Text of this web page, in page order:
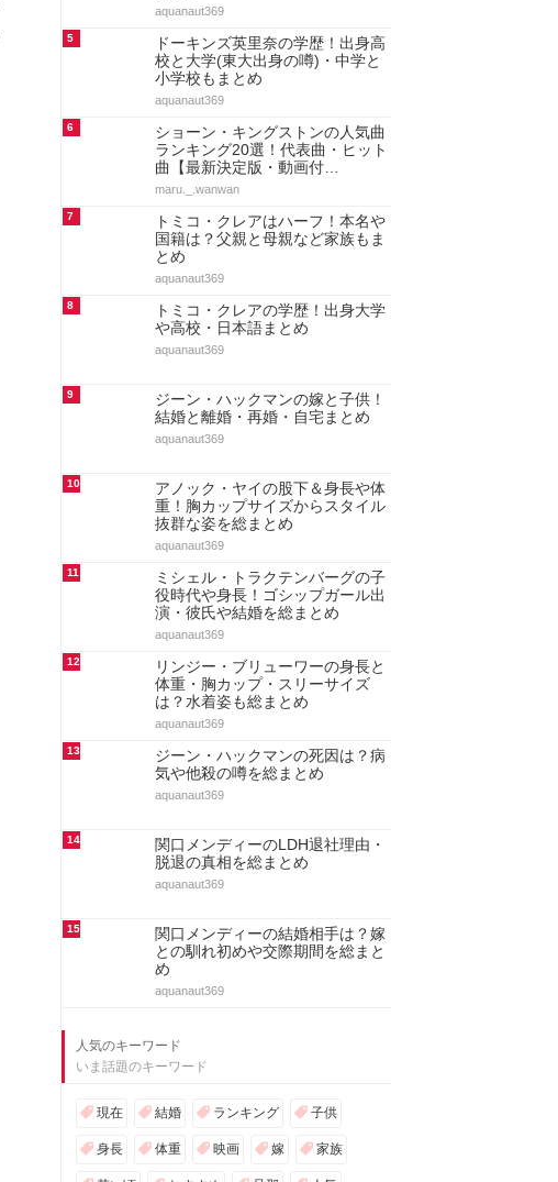
aquanaut369
5
ドーキンズ英里奈の学歴！出身高
校と大学(東大出身の噂)・中学と
小学校もまとめ
aquanaut369
6
ショーン・キングストンの人気曲
ランキング20選！代表曲・ヒット
曲【最新決定版・動画付…
maru._.wanwan
7
トミコ・クレアはハーフ！本名や
国籍は？父親と母親など家族もま
とめ
aquanaut369
8
トミコ・クレアの学歴！出身大学
や高校・日本語まとめ
aquanaut369
9
ジーン・ハックマンの嫁と子供！
結婚と離婚・再婚・自宅まとめ
aquanaut369
10
アノック・ヤイの股下＆身長や体
重！胸カップサイズからスタイル
抜群な姿を総まとめ
aquanaut369
11
ミシェル・トラクテンバーグの子
役時代や身長！ゴシップガール出
演・彼氏や結婚を総まとめ
aquanaut369
12
リンジー・ブリューワーの身長と
体重・胸カップ・スリーサイズ
は？水着姿も総まとめ
aquanaut369
13
ジーン・ハックマンの死因は？病
気や他殺の噂を総まとめ
aquanaut369
14
関口メンディーのLDH退社理由・
脱退の真相を総まとめ
aquanaut369
15
関口メンディーの結婚相手は？嫁
との馴れ初めや交際期間を総まと
め
aquanaut369
人気のキーワード
いま話題のキーワード
現在 結婚 ランキング 子供
身長 体重 映画 嫁 家族